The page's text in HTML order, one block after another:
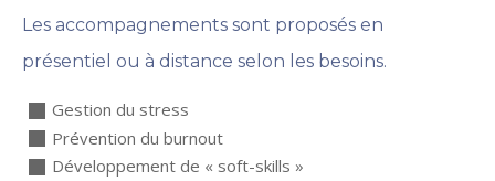
Les accompagnements sont proposés en
présentiel ou à distance selon les besoins.
Gestion du stress
Prévention du burnout
Développement de « soft-skills »